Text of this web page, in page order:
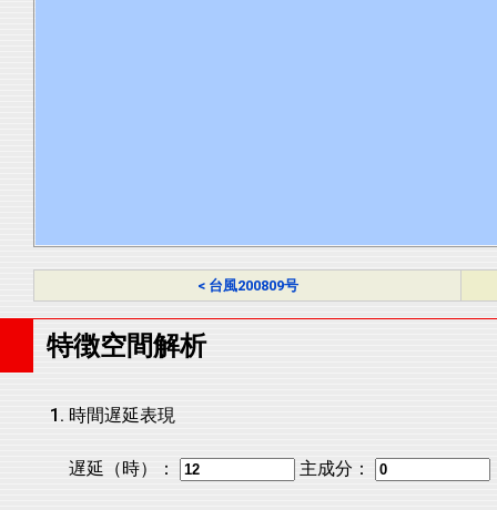
< 台風200809号
特徴空間解析
時間遅延表現
遅延（時）： 主成分：